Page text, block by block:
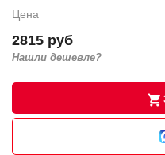
Цена
2815 руб
Нашли дешевле?